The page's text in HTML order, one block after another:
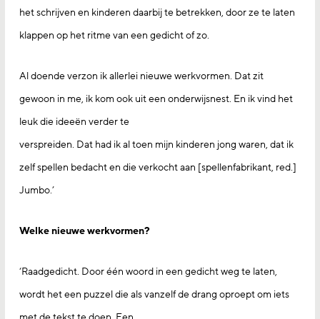
het schrijven en kinderen daarbij te betrekken, door ze te laten
klappen op het ritme van een gedicht of zo.
Al doende verzon ik allerlei nieuwe werkvormen. Dat zit
gewoon in me, ik kom ook uit een onderwijsnest. En ik vind het
leuk die ideeën verder te
verspreiden. Dat had ik al toen mijn kinderen jong waren, dat ik
zelf spellen bedacht en die verkocht aan [spellenfabrikant, red.]
Jumbo.’
Welke nieuwe werkvormen?
‘Raadgedicht. Door één woord in een gedicht weg te laten,
wordt het een puzzel die als vanzelf de drang oproept om iets